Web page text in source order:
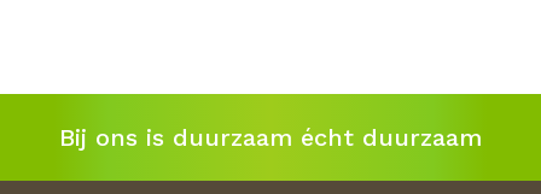
Bij ons is duurzaam écht duurzaam